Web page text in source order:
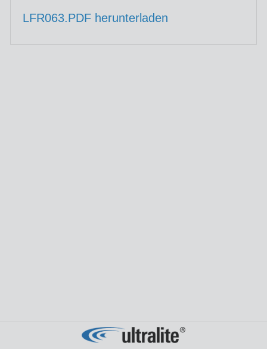
LFR063.PDF herunterladen